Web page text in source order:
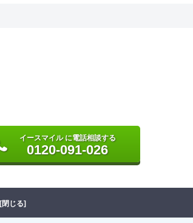
イースマイル に電話相談する
0120-091-026
[閉じる]